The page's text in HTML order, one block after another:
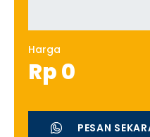
Harga
Rp0
PESAN